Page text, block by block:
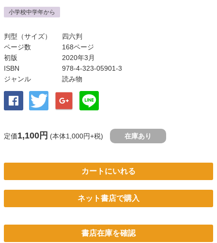
小学校中学年から
判型（サイズ）
四六判
ページ数
168ページ
初版
2020年3月
ISBN
978-4-323-05901-3
ジャンル
読み物
定価1,100円 (本体1,000円+税) 在庫あり
カートにいれる
ネット書店で購入
書店在庫を確認